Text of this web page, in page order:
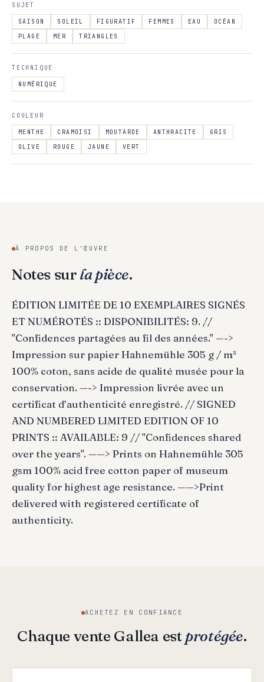
SUJET
SAISON SOLEIL FIGURATIF FEMMES EAU
OCÉAN
PLAGE
MER TRIANGLES
TECHNIQUE
NUMÉRIQUE
COULEUR
MENTHE CRAMOISI MOUTARDE ANTHRACITE
GRIS
OLIVE
ROUGE JAUNE VERT
À PROPOS DE L'ŒUVRE
Notes surla pièce.
ÉDITION LIMITÉE DE 10 EXEMPLAIRES SIGNÉS
ET NUMÉROTÉS :: DISPONIBILITÉS: 9. //
"Confidences partagées au fil des années." —->
Impression sur papier Hahnemühle 305 g / m²
100% coton, sans acide de qualité musée pour la
conservation. —-> Impression livrée avec un
certificat d’authenticité enregistré. // SIGNED
AND NUMBERED LIMITED EDITION OF 10
PRINTS :: AVAILABLE: 9 // "Confidences shared
over the years". ——> Prints on Hahnemühle 305
gsm 100% acid free cotton paper of museum
quality for highest age resistance. ——>Print
delivered with registered certificate of
authenticity.
ACHETEZ EN CONFIANCE
Chaque vente Gallea estprotégée.